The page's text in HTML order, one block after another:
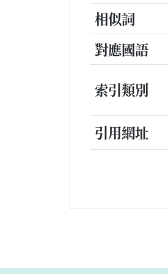
相似詞
對應國語
索引類別
引用網址